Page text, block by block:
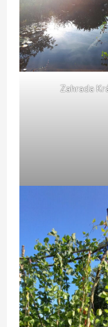
Zahrada